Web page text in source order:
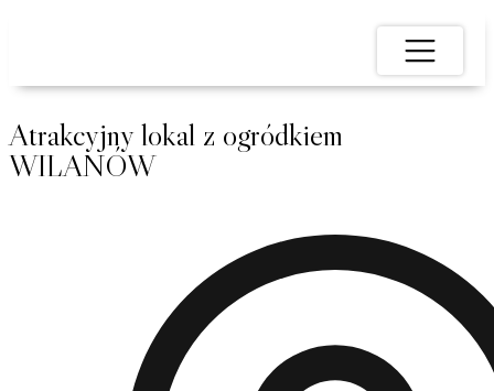
Atrakcyjny lokal z ogródkiem
WILANÓW